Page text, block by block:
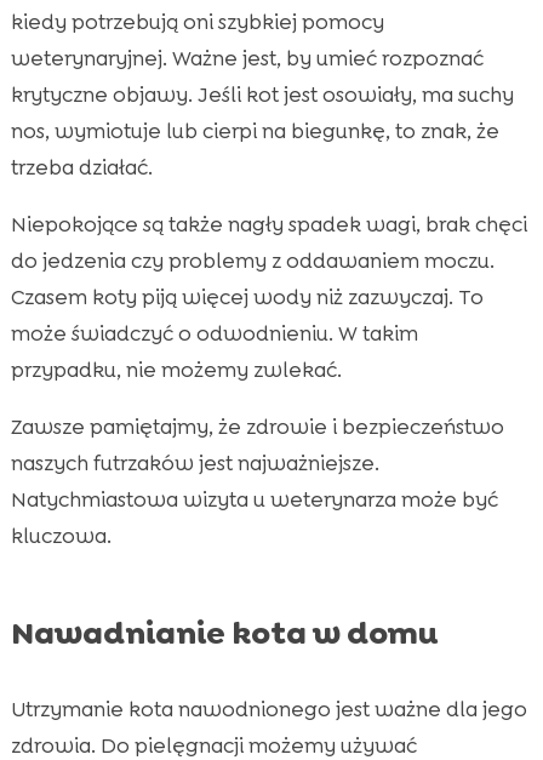
kiedy potrzebują oni szybkiej pomocy
weterynaryjnej. Ważne jest, by umieć rozpoznać
krytyczne objawy. Jeśli kot jest osowiały, ma suchy
nos, wymiotuje lub cierpi na biegunkę, to znak, że
trzeba działać.
Niepokojące są także nagły spadek wagi, brak chęci
do jedzenia czy problemy z oddawaniem moczu.
Czasem koty piją więcej wody niż zazwyczaj. To
może świadczyć o odwodnieniu. W takim
przypadku, nie możemy zwlekać.
Zawsze pamiętajmy, że zdrowie i bezpieczeństwo
naszych futrzaków jest najważniejsze.
Natychmiastowa wizyta u weterynarza może być
kluczowa.
Nawadnianie kota w domu
Utrzymanie kota nawodnionego jest ważne dla jego
zdrowia. Do pielęgnacji możemy używać